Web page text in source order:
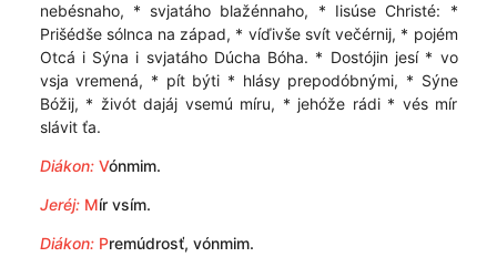
nebésnaho, * svjatáho blažénnaho, * Iisúse Christé: *
Prišédše sólnca na západ, * víďivše svít večérnij, * pojém
Otcá i Sýna i svjatáho Dúcha Bóha. * Dostójin jesí * vo
vsja vremená, * pít býti * hlásy prepodóbnými, * Sýne
Bóžij, * živót dajáj vsemú míru, * jehóže rádi * vés mír
slávit ťa.
Diákon: Vónmim.
Jeréj: Mír vsím.
Diákon: Premúdrosť, vónmim.